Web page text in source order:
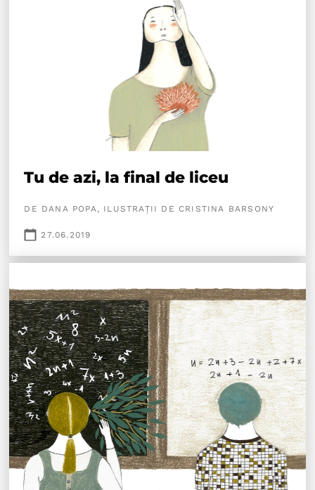
Tu de azi, la final de liceu
DE DANA POPA, ILUSTRAȚII DE CRISTINA BARSONY
27.06.2019